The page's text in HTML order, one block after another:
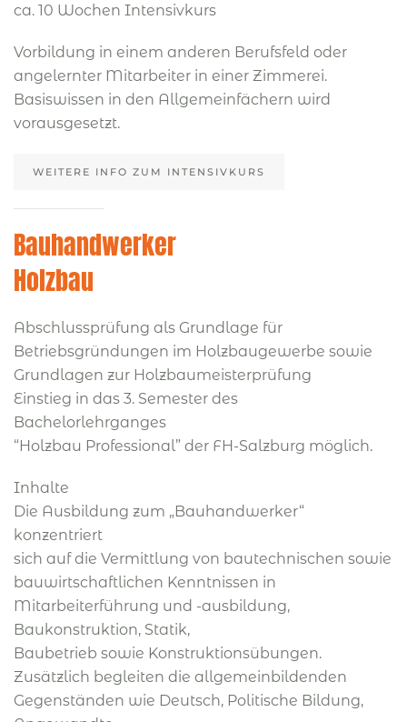
ca. 10 Wochen Intensivkurs
Vorbildung in einem anderen Berufsfeld oder
angelernter Mitarbeiter in einer Zimmerei.
Basiswissen in den Allgemeinfächern wird
vorausgesetzt.
WEITERE INFO ZUM INTENSIVKURS
Bauhandwerker
Holzbau
Abschlussprüfung als Grundlage für
Betriebsgründungen im Holzbaugewerbe sowie
Grundlagen zur Holzbaumeisterprüfung
Einstieg in das 3. Semester des
Bachelorlehrganges
“Holzbau Professional” der FH-Salzburg möglich.
Inhalte
Die Ausbildung zum „Bauhandwerker“
konzentriert
sich auf die Vermittlung von bautechnischen sowie
bauwirtschaftlichen Kenntnissen in
Mitarbeiterführung und -ausbildung,
Baukonstruktion, Statik,
Baubetrieb sowie Konstruktionsübungen.
Zusätzlich begleiten die allgemeinbildenden
Gegenständen wie Deutsch, Politische Bildung,